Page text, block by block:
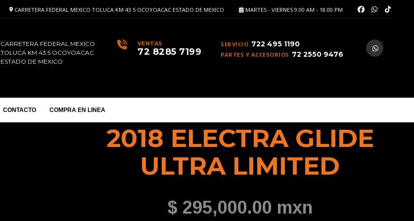
MARTES - VIERNES 9.00 AM - 18.00 PM
CARRETERA FEDERAL MEXICO TOLUCA KM 43.5 OCOYOACAC ESTADO DE MEXICO
SERVICIO 722 495 1190
PARTES Y ACCESORIOS 72 2550 9476
VENTAS
72 8285 7199
CARRETERA FEDERAL MEXICO
TOLUCA KM 43.5 OCOYOACAC
ESTADO DE MEXICO
CONTACTO COMPRA EN LINEA
2018 ELECTRA GLIDE
ULTRA LIMITED
$ 295,000.00 mxn